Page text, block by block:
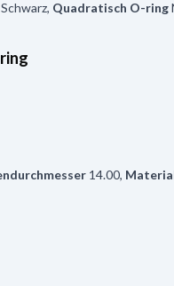
Schwarz, Quadratisch O-ring
14.00,